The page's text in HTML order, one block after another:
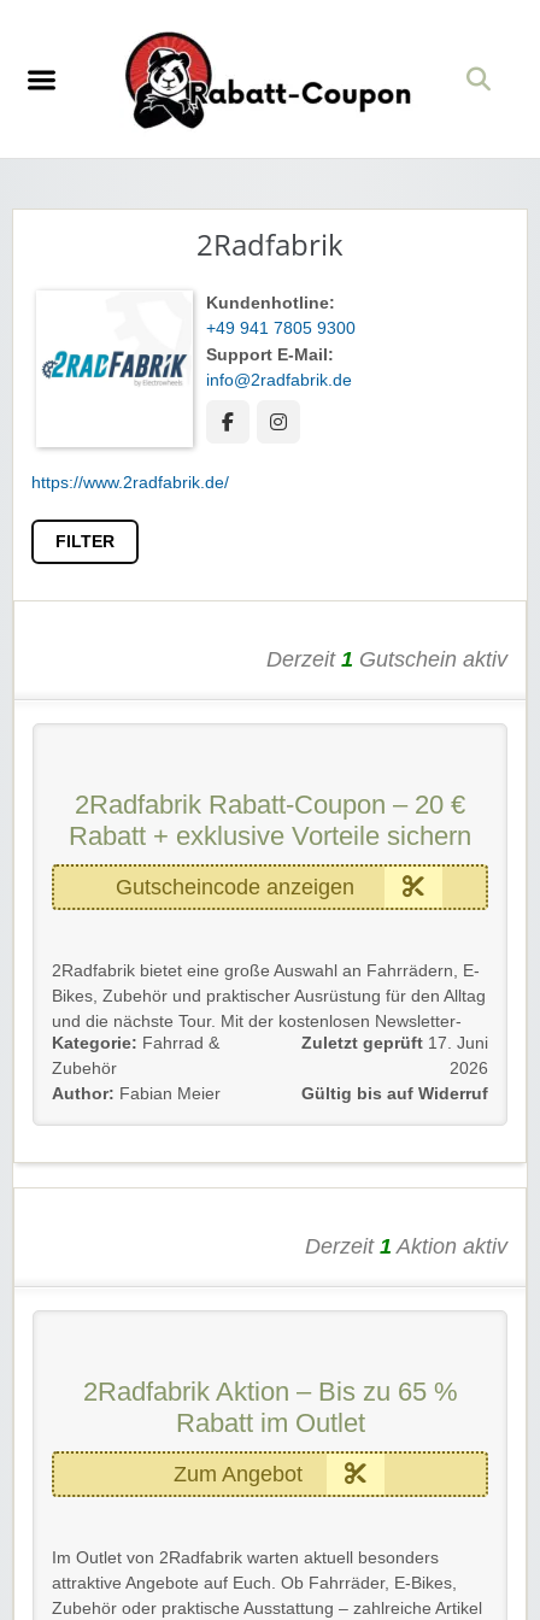
2Radfabrik
Kundenhotline:
+49 941 7805 9300
Support E-Mail:
info@2radfabrik.de
https://www.2radfabrik.de/
FILTER
Derzeit 1 Gutschein aktiv
2Radfabrik Rabatt-Coupon – 20 €
Rabatt + exklusive Vorteile sichern
Gutscheincode anzeigen
2Radfabrik bietet eine große Auswahl an Fahrrädern, E-
Bikes, Zubehör und praktischer Ausrüstung für den Alltag
und die nächste Tour. Mit der kostenlosen Newsletter-
Anmeldung sichert Ihr Euch einen attraktiven Preisvorteil
auf Eure erste Bestellung und bleibt immer über neue
Angebote informiert.
20 € Rabattauf die erste Bestellung
Informationen zu neuen Produkten und
Zugang zuexklusiven Rabattenund
Sonderaktionen
Regelmäßige Informationen rund um Fahrräder, E-
Bikes und Zubehör
Der Gutschein gilt für Neu- und Bestandskunden.
Kategorie: Fahrrad &
Zubehör
Author: Fabian Meier
Zuletzt geprüft 17. Juni
2026
Gültig bis auf Widerruf
Derzeit 1 Aktion aktiv
2Radfabrik Aktion – Bis zu 65 %
Rabatt im Outlet
Zum Angebot
Im Outlet von 2Radfabrik warten aktuell besonders
attraktive Angebote auf Euch. Ob Fahrräder, E-Bikes,
Zubehör oder praktische Ausstattung – zahlreiche Artikel